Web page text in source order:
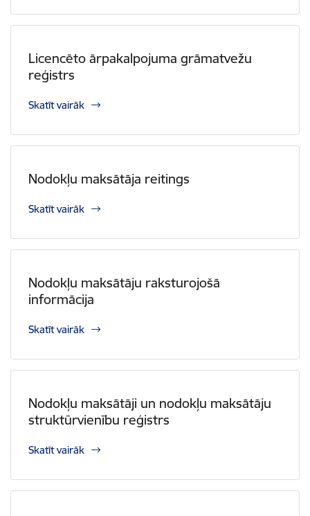
Licencēto ārpakalpojuma grāmatvežu
reģistrs
Skatīt vairāk
Nodokļu maksātāja reitings
Skatīt vairāk
Nodokļu maksātāju raksturojošā
informācija
Skatīt vairāk
Nodokļu maksātāji un nodokļu maksātāju
struktūrvienību reģistrs
Skatīt vairāk